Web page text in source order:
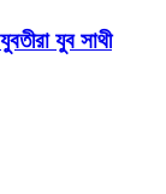
যুব সাথী